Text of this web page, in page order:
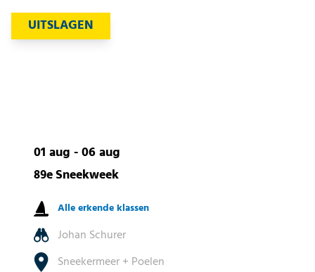
UITSLAGEN
01 aug - 06 aug
89e Sneekweek
Alle erkende klassen
Johan Schurer
Sneekermeer + Poelen